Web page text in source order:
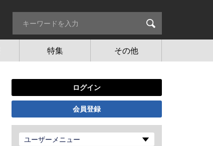
特集 その他
ログイン
会員登録
ユーザーメニュー